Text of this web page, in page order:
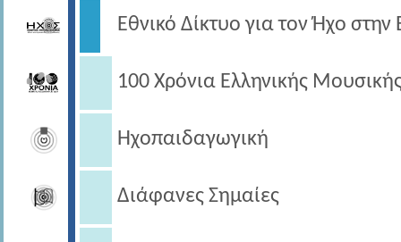
Εθνικό Δίκτυο για τον Ήχο
100 Χρόνια Ελληνικής
Ηχοπαιδαγωγική
Διάφανες Σημαίες